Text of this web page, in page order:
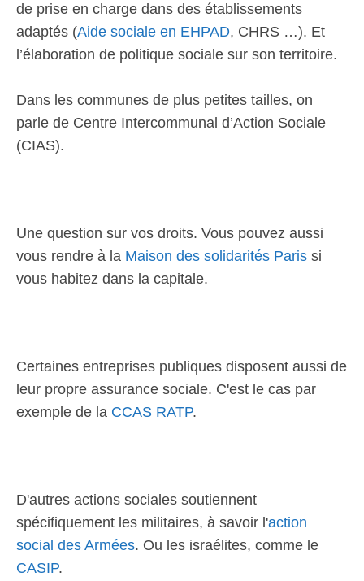
de prise en charge dans des établissements
adaptés (Aide sociale en EHPAD, CHRS …). Et
l’élaboration de politique sociale sur son territoire.
Dans les communes de plus petites tailles, on
parle de Centre Intercommunal d’Action Sociale
(CIAS).
Une question sur vos droits. Vous pouvez aussi
vous rendre à la Maison des solidarités Paris si
vous habitez dans la capitale.
Certaines entreprises publiques disposent aussi de
leur propre assurance sociale. C'est le cas par
exemple de la CCAS RATP.
D'autres actions sociales soutiennent
spécifiquement les militaires, à savoir l'action
social des Armées. Ou les israélites, comme le
CASIP.